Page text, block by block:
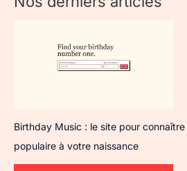
Birthday Music : le site pour
populaire à votre naissance